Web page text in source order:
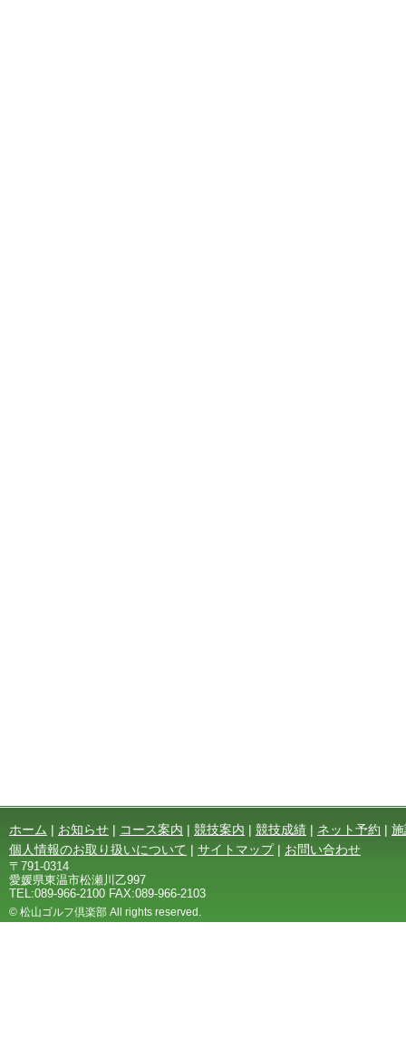
ホーム | お知らせ | コース案内 | 競技案内 | 競技成績 | ネット予約 |
個人情報のお取り扱いについて | サイトマップ | お問い合わせ
〒791-0314
愛媛県東温市松瀬川乙997
TEL:089-966-2100 FAX:089-966-2103
© 松山ゴルフ倶楽部 All rights reserved.